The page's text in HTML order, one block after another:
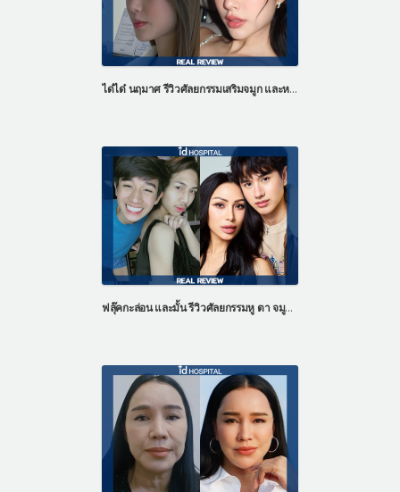
ได๋ได๋ นฤมาศ รีวิวศัลยกรรมเสริมจมูก และหน้าผากด้วยไขมันตัวเอง
ฟลุ๊คกะล่อน และมั้น รีวิวศัลยกรรมหู ตา จมูก และ หน้าอก